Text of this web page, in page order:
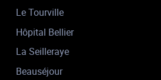
Le Tourville
Hôpital Bellier
La Seilleraye
Beauséjour